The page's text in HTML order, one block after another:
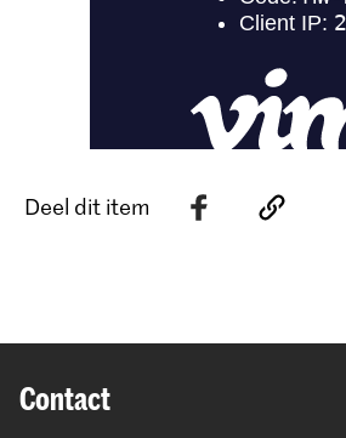
Deel dit item
Contact